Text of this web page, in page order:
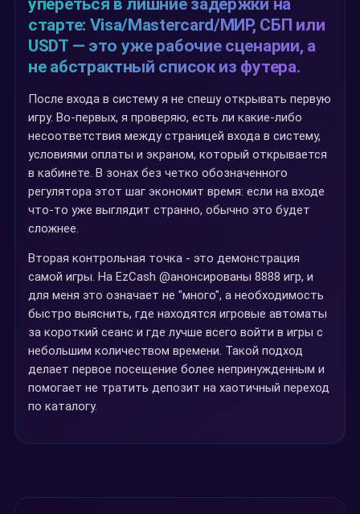
упереться в лишние задержки на
старте: Visa/Mastercard/МИР, СБП или
USDT — это уже рабочие сценарии, а
не абстрактный список из футера.
После входа в систему я не спешу открывать первую
игру. Во-первых, я проверяю, есть ли какие-либо
несоответствия между страницей входа в систему,
условиями оплаты и экраном, который открывается
в кабинете. В зонах без четко обозначенного
регулятора этот шаг экономит время: если на входе
что-то уже выглядит странно, обычно это будет
сложнее.
Вторая контрольная точка - это демонстрация
самой игры. На EzCash @анонсированы 8888 игр, и
для меня это означает не "много", а необходимость
быстро выяснить, где находятся игровые автоматы
за короткий сеанс и где лучше всего войти в игры с
небольшим количеством времени. Такой подход
делает первое посещение более непринужденным и
помогает не тратить депозит на хаотичный переход
по каталогу.